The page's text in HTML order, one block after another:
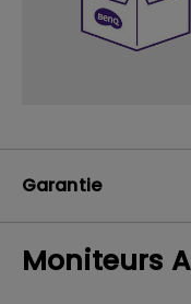
Garantie
Moniteurs